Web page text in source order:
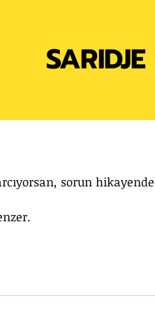
SARIDJE
sorun